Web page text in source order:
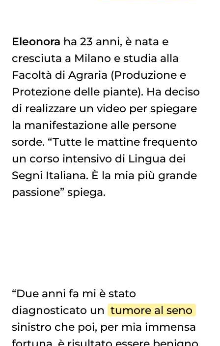
Eleonora ha 23 anni, è nata e
cresciuta a Milano e studia alla
Facoltà di Agraria (Produzione e
Protezione delle piante). Ha deciso
di realizzare un video per spiegare
la manifestazione alle persone
sorde. “Tutte le mattine frequento
un corso intensivo di Lingua dei
Segni Italiana. È la mia più grande
passione” spiega.
“Due anni fa mi è stato
diagnosticato un tumore al seno
sinistro che poi, per mia immensa